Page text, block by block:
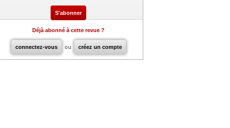
S'abonner
Déjà abonné à cette revue ?
connectez-vous ou créez un compte